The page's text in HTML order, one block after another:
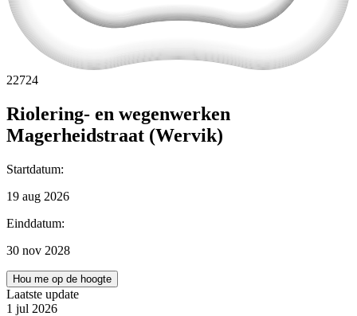
22724
Riolering- en wegenwerken
Magerheidstraat (Wervik)
Startdatum:
19 aug 2026
Einddatum:
30 nov 2028
Hou me op de hoogte
Laatste update
1 jul 2026